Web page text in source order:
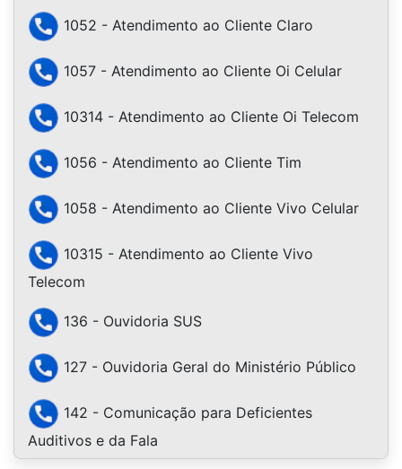
1052 - Atendimento ao Cliente Claro
1057 - Atendimento ao Cliente Oi Celular
10314 - Atendimento ao Cliente Oi Telecom
1056 - Atendimento ao Cliente Tim
1058 - Atendimento ao Cliente Vivo Celular
10315 - Atendimento ao Cliente Vivo
Telecom
136 - Ouvidoria SUS
127 - Ouvidoria Geral do Ministério Público
142 - Comunicação para Deficientes
Auditivos e da Fala